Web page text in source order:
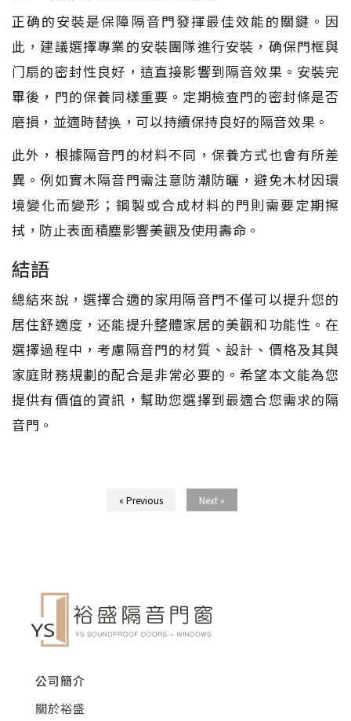
正确的安裝是保障隔音門發揮最佳效能的關鍵。因
此，建議選擇專業的安裝團隊進行安裝，确保門框與
门扇的密封性良好，這直接影響到隔音效果。安裝完
畢後，門的保養同樣重要。定期檢查門的密封條是否
磨損，並適時替换，可以持續保持良好的隔音效果。
此外，根據隔音門的材料不同，保養方式也會有所差
異。例如實木隔音門需注意防潮防曬，避免木材因環
境變化而變形；鋼製或合成材料的門則需要定期擦
拭，防止表面積塵影響美觀及使用壽命。
結語
總結來說，選擇合適的家用隔音門不僅可以提升您的
居住舒適度，还能提升整體家居的美觀和功能性。在
選擇過程中，考慮隔音門的材質、設計、價格及其與
家庭財務規劃的配合是非常必要的。希望本文能為您
提供有價值的資訊，幫助您選擇到最適合您需求的隔
音門。
« Previous Next »
公司簡介
關於裕盛